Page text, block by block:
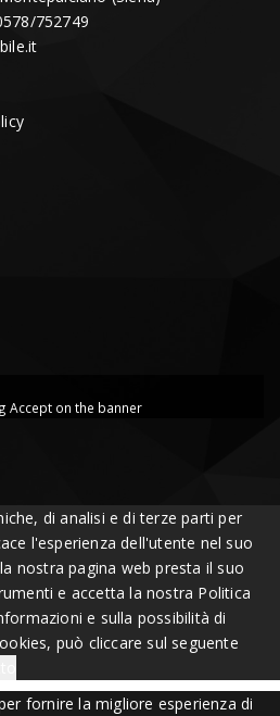
752749
Accept on the banner
di analisi e di terze parti per
l'esperienza dell'utente nel suo
nostra pagina web presta il suo
e accetta la nostra Politica
e sulla possibilità di
può cliccare sul seguente
fornire la migliore esperienza di